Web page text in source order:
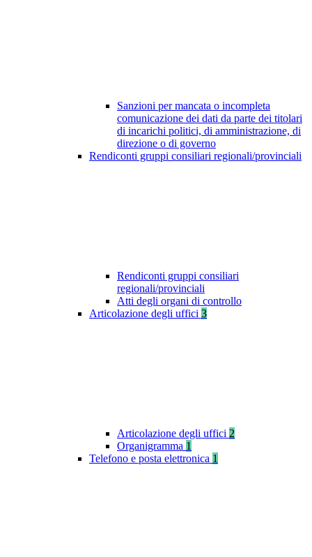
Sanzioni per mancata o incompleta
comunicazione dei dati da parte dei titolari
di incarichi politici, di amministrazione, di
direzione o di governo
Rendiconti gruppi consiliari regionali/provinciali
Rendiconti gruppi consiliari
regionali/provinciali
Atti degli organi di controllo
Articolazione degli uffici 3
Articolazione degli uffici 2
Organigramma 1
Telefono e posta elettronica 1